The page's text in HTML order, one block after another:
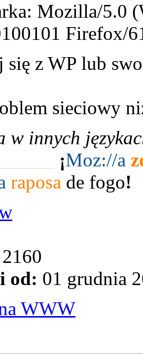
Mozilla/5.0
Firefox/
z WP lub
sieciowy
w innych
¡Moz://a
raposa de fogo!
2160
od: 01 grudnia
WWW